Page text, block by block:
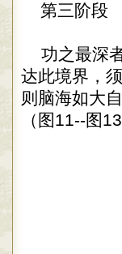
第三阶段
功之最深
达此境界，
则脑海如大
（图11--图13